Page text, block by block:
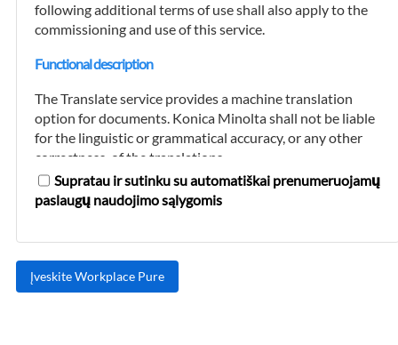
After it has verified the customer's registration
data and a credit check has been successfully
completed, Konica Minolta will set up a
transaction account for the customer
(hereinafter referred to as the "customer
account").
The customer may create multiple user
accounts may only be set up and maintained
for persons who are authorized to legally
of the platform and the booking use of the
cloud services offered on it and who are
authorized to debit the customer account.
following additional terms of use shall also apply to the
commissioning and use of this service.
Functional description
The Translate service provides a machine translation
option for documents. Konica Minolta shall not be liable
for the linguistic or grammatical accuracy, or any other
correctness, of the translations.
Furthermore, the Translation service converts digital
documents and paper copies into editable files. During
the accuracy and completeness of the converted
documents or their page layouts.
Supratau ir sutinku su automatiškai prenumeruojamų
paslaugų naudojimo sąlygomis